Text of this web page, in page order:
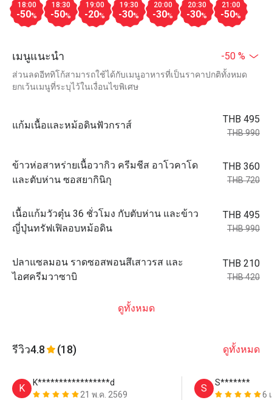
18:00
-50%
18:30
-50%
19:00
-20%
19:30
-30%
20:00
-30%
20:30
-30%
21:00
-50%
เมนูแนะนำ -50 %
ส่วนลดอีททิโก้สามารถใช้ได้กับเมนูอาหารที่เป็นราคาปกติทั้งหมด
ยกเว้นเมนูที่ระบุไว้ในเงื่อนไขพิเศษ
แก้มเนื้อและหม้อดินฟัวกราส์
THB 495
THB 990
ข้าวห่อสาหร่ายเนื้อวากิว ครีมชีส อาโวคาโด
และตับห่าน ซอสยากินิกุ
THB 360
THB 720
เนื้อแก้มวัวตุ๋น 36 ชั่วโมง กับตับห่าน และข้าว
ญี่ปุ่นทรัฟเฟิลอบหม้อดิน
THB 495
THB 990
ปลาแซลมอน ราดซอสพอนสึเสาวรส และ
ไอศครีมวาซาบิ
THB 210
THB 420
ดูทั้งหมด
รีวิว4.8 (18) ดูทั้งหมด
K
K*****************d
21 พ.ค. 2569
S
S*******
6